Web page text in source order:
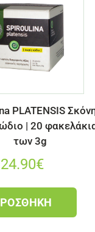
PLATENSIS
| 20
των 3g
24.90€